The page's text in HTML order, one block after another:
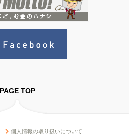
PAGE TOP
個人情報の取り扱いについて